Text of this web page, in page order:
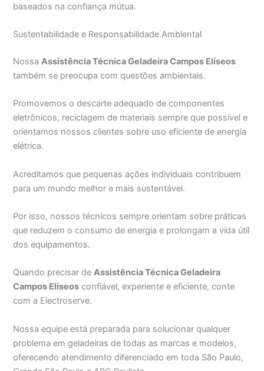
baseados na confiança mútua.
Sustentabilidade e Responsabilidade Ambiental
NossaAssistência Técnica Geladeira Campos Elíseos
também se preocupa com questões ambientais.
Promovemos o descarte adequado de componentes
eletrônicos, reciclagem de materiais sempre que possível e
orientamos nossos clientes sobre uso eficiente de energia
elétrica.
Acreditamos que pequenas ações individuais contribuem
para um mundo melhor e mais sustentável.
Por isso, nossos técnicos sempre orientam sobre práticas
que reduzem o consumo de energia e prolongam a vida útil
dos equipamentos.
Quando precisar deAssistência Técnica Geladeira
Campos Elíseos confiável, experiente e eficiente, conte
com a Electroserve.
Nossa equipe está preparada para solucionar qualquer
problema em geladeiras de todas as marcas e modelos,
oferecendo atendimento diferenciado em toda São Paulo,